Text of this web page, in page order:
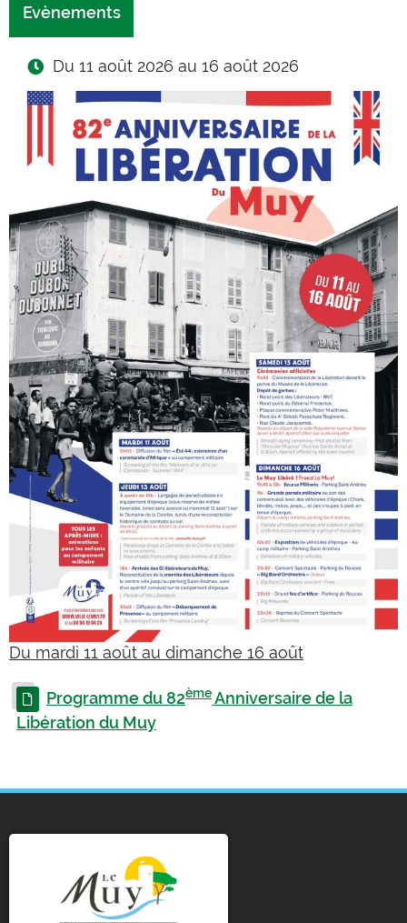
Evènements
Du 11 août 2026 au 16 août 2026
Du mardi 11 août au dimanche 16 août
Programme du 82èmeAnniversaire de la
Libération du Muy